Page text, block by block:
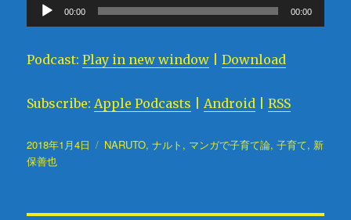
声
00:00 00:00
Podcast:Play in new window |Download
Subscribe:Apple Podcasts |Android |RSS
投
稿
2018年1月4日
タ
NARUTO,ナルト , マンガで子育て論,子育て, 新
保善也